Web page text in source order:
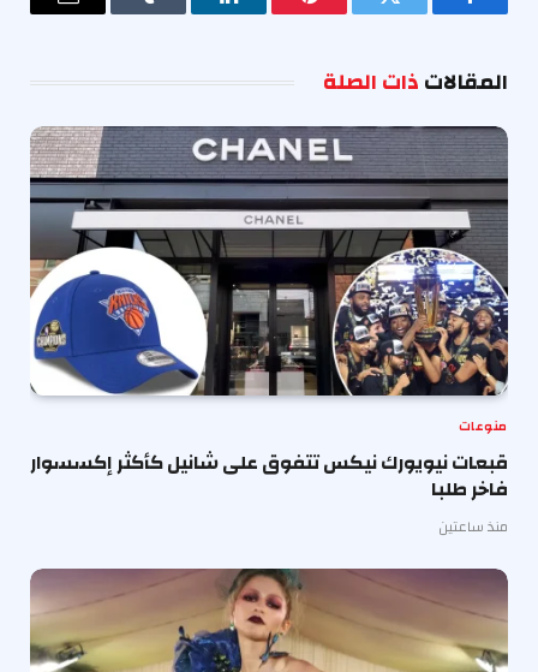
فيسبوك تويتر بينتيريستلينكدإن Tumblr
البريد
المقالاتذات الصلة
منوعات
قبعات نيويورك نيكس تتفوق على شانيل كأكثر إكسسوار
فاخر طلبا
منذ ساعتين